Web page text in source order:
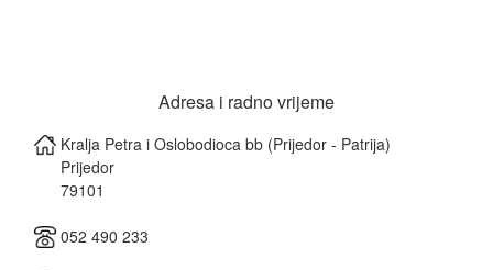
Adresa i radno vrijeme
Kralja Petra i Oslobodioca bb (Prijedor - Patrija)
Prijedor
79101
052 490 233